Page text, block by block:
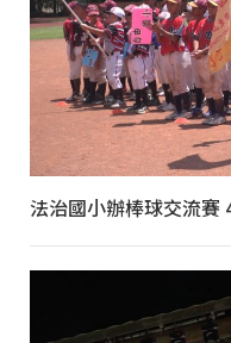
法治國小辦棒球交流賽